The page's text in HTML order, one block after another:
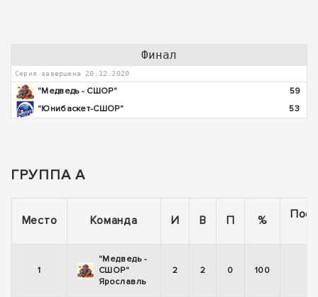
Финал
Серия завершена 20.12.2020
"Медведь - СШОР"
59
"Юнибаскет-СШОР"
53
ГРУППА А
Место Команда И В П %
1
"Медведь -
СШОР"
Ярославль
2 2 0 100